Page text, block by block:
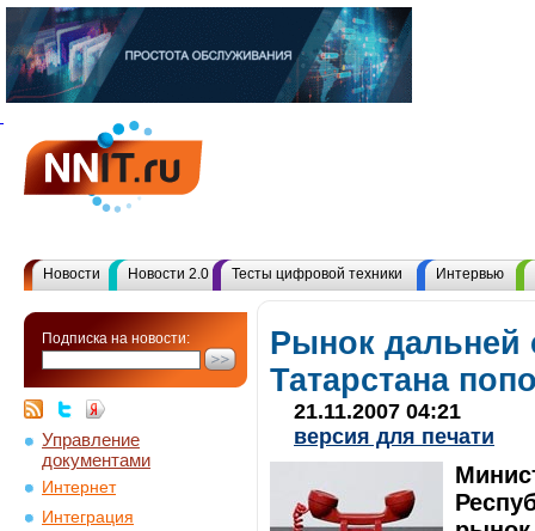
Новости Новости 2.0 Тесты цифровой техники Интервью
Подписка на новости:
Управление
документами
Интернет
Интеграция
Рынок дальней
Татарстана
21.11.2007 04:21
версия для печати